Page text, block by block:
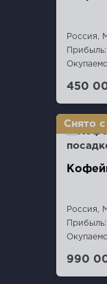
Россия,
450
Россия,
990